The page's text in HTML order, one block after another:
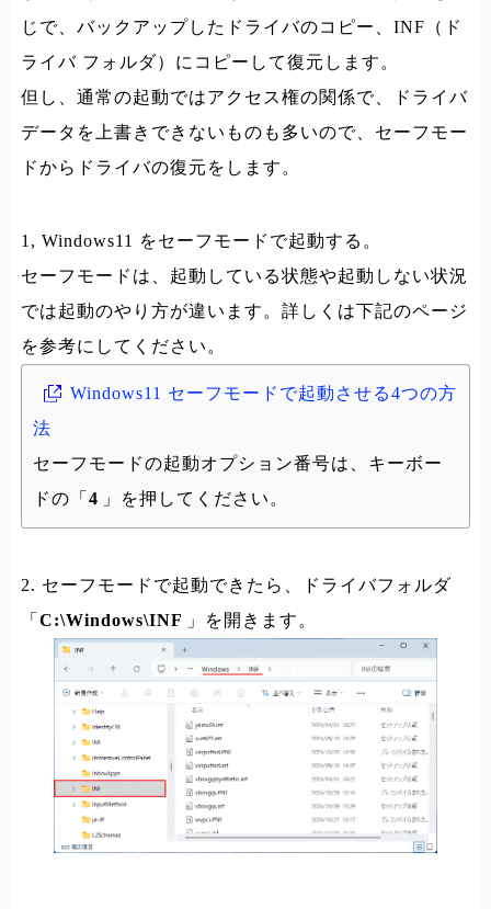
じで、バックアップしたドライバのコピー、INF（ド
ライバ フォルダ）にコピーして復元します。
但し、通常の起動ではアクセス権の関係で、ドライバ
データを上書きできないものも多いので、セーフモー
ドからドライバの復元をします。
1, Windows11 をセーフモードで起動する。
セーフモードは、起動している状態や起動しない状況
では起動のやり方が違います。詳しくは下記のページ
を参考にしてください。
Windows11 セーフモードで起動させる4つの方
法
セーフモードの起動オプション番号は、キーボー
ドの「 4 」を押してください。
2. セーフモードで起動できたら、ドライバフォルダ
「 C:\Windows\INF 」を開きます。